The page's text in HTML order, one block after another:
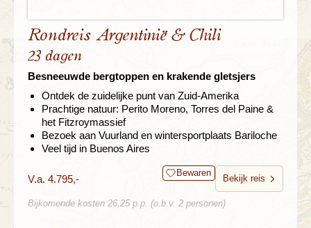
Rondreis Argentinië & Chili
23 dagen
Besneeuwde bergtoppen en krakende gletsjers
Ontdek de zuidelijke punt van Zuid-Amerika
Prachtige natuur: Perito Moreno, Torres del Paine &
het Fitzroymassief
Bezoek aan Vuurland en wintersportplaats Bariloche
Veel tijd in Buenos Aires
V.a. 4.795,- Bewaren
Bekijk reis
Bijkomende kosten 26,25 p.p. (o.b.v. 2 personen)